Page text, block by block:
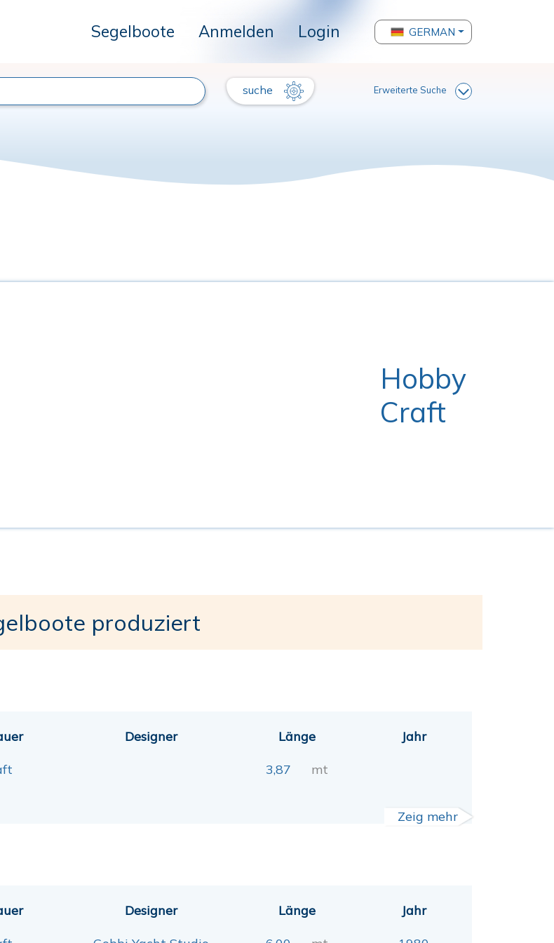
Segelboote Anmelden Login GERMAN
suche Erweiterte Suche
Hobby
Craft
produziert
Designer Länge
3,87 mt
Jahr
Zeig mehr
Designer Länge Jahr